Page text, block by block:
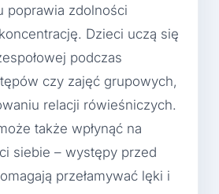
poprawia zdolności
Dzieci uczą się
podczas
czy zajęć grupowych,
relacji rówieśniczych.
także wpłynąć na
siebie – występy przed
przełamywać lęki i